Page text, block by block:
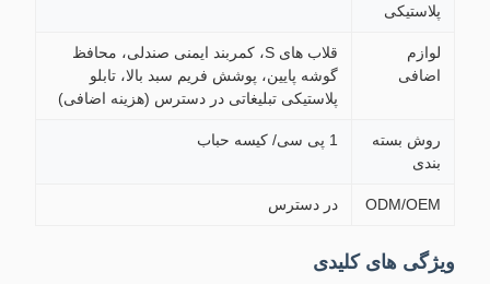
پلاستیکی
لوازم
اضافی
قلاب های S، کمربند ایمنی صندلی، محافظ
گوشه پایین، پوشش فریم سبد بالا، تابلو
پلاستیکی تبلیغاتی در دسترس (هزینه اضافی)
روش بسته
بندی
1 پی سی/ کیسه حباب
ODM/OEM در دسترس
ویژگی های کلیدی